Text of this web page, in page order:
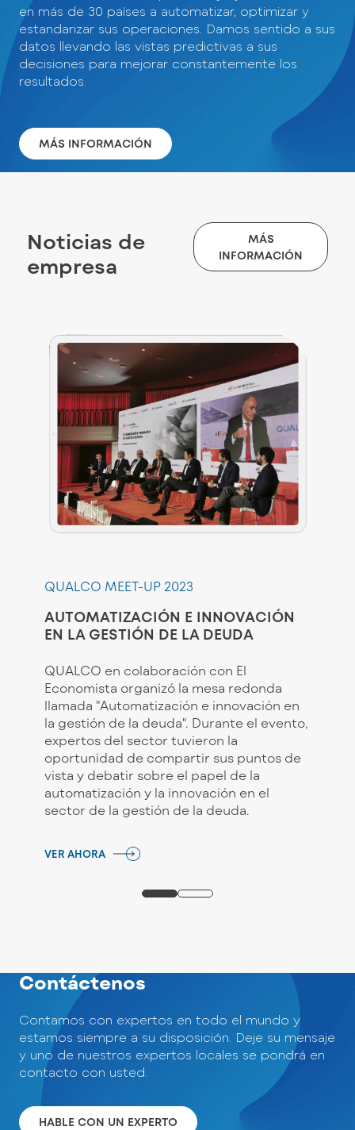
en más de 30 países a automatizar, optimizar y
estandarizar sus operaciones. Damos sentido a sus
datos llevando las vistas predictivas a sus
decisiones para mejorar constantemente los
resultados.
MÁS INFORMACIÓN
Noticias de
empresa
MÁS
INFORMACIÓN
QUALCO MEET-UP 2023
AUTOMATIZACIÓN E INNOVACIÓN
EN LA GESTIÓN DE LA DEUDA
QUALCO en colaboración con El
Economista organizó la mesa redonda
llamada "Automatización e innovación en
la gestión de la deuda". Durante el evento,
expertos del sector tuvieron la
oportunidad de compartir sus puntos de
vista y debatir sobre el papel de la
automatización y la innovación en el
sector de la gestión de la deuda.
VER AHORA
Contáctenos
Contamos con expertos en todo el mundo y
estamos siempre a su disposición. Deje su mensaje
y uno de nuestros expertos locales se pondrá en
contacto con usted.
HABLE CON UN EXPERTO